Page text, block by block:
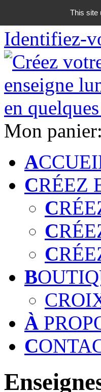
06 18 42
Identifiez-
Mon panier:
A
CRÉEZ
C
C
C
B
À
C
This site